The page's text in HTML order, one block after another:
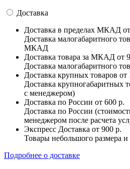
Доставка
Доставка в пределах МКАД
Доставка малогабаритного
МКАД
Доставка товара за МКАД от
Доставка малогабаритного
Доставка крупных товаров от
Доставка крупногабаритных
с менеджером)
Доставка по России от 600 р.
Доставка по России
менеджером после расчета
Экспресс Доставка от 900 р.
Товары небольшого размера
Подробнее о доставке